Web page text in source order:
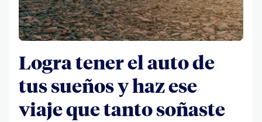
Logra tener el auto de
tus sueños y haz ese
viaje que tanto soñaste